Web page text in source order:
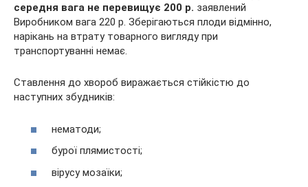
середня вага не перевищує 200 р. заявлений
Виробником вага 220 р. Зберігаються плоди відмінно,
нарікань на втрату товарного вигляду при
транспортуванні немає.
Ставлення до хвороб виражається стійкістю до
наступних збудників:
нематоди;
бурої плямистості;
вірусу мозаїки;